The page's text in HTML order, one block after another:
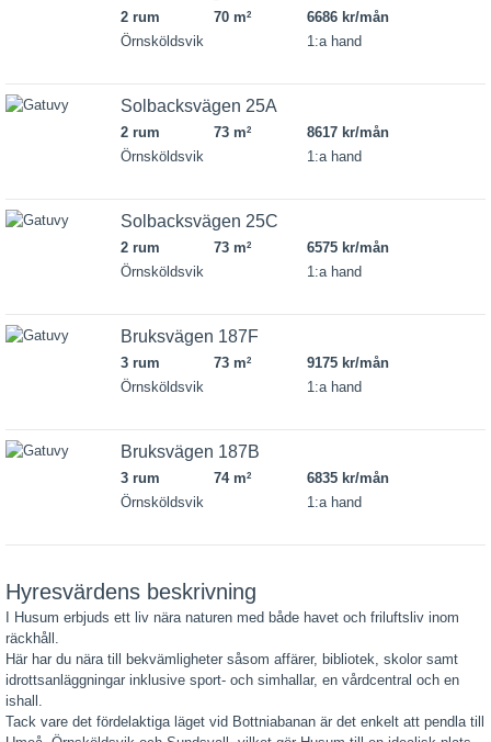
2 rum 70 m2
6686 kr/mån
Örnsköldsvik
1:a hand
Solbacksvägen 25A
2 rum 73 m2
8617 kr/mån
Örnsköldsvik
1:a hand
Solbacksvägen 25C
2 rum 73 m2
6575 kr/mån
Örnsköldsvik
1:a hand
Bruksvägen 187F
3 rum 73 m2
9175 kr/mån
Örnsköldsvik
1:a hand
Bruksvägen 187B
3 rum 74 m2
6835 kr/mån
Örnsköldsvik
1:a hand
Hyresvärdens beskrivning
I Husum erbjuds ett liv nära naturen med både havet och friluftsliv inom
räckhåll.
Här har du nära till bekvämligheter såsom affärer, bibliotek, skolor samt
idrottsanläggningar inklusive sport- och simhallar, en vårdcentral och en
ishall.
Tack vare det fördelaktiga läget vid Bottniabanan är det enkelt att pendla till